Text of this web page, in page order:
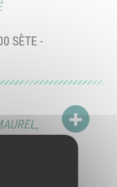
SÈTE -
,